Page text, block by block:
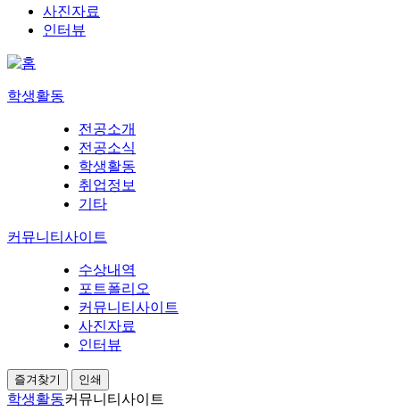
사진자료
인터뷰
학생활동
전공소개
전공소식
학생활동
취업정보
기타
커뮤니티사이트
수상내역
포트폴리오
커뮤니티사이트
사진자료
인터뷰
즐겨찾기 인쇄
학생활동커뮤니티사이트